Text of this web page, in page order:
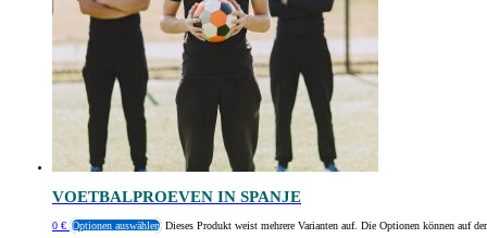
VOETBALPROEVEN IN SPANJE
0 € Optionen auswählen Dieses Produkt weist mehrere Varianten auf. Die Optionen können auf